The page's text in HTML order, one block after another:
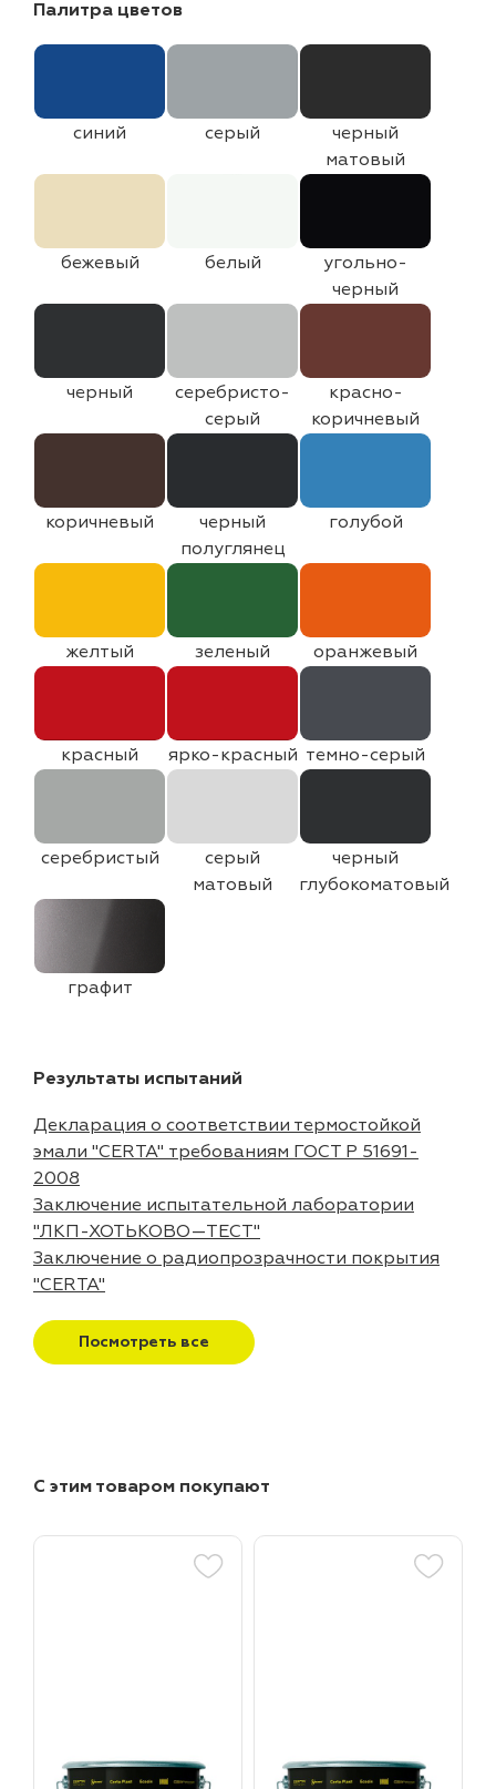
Палитра цветов
синий серый
черный
матовый
бежевый белый
угольно-
черный
черный
серебристо-
серый
красно-
коричневый
коричневый
черный
полуглянец
голубой
желтый зеленый оранжевый
красный ярко-красный темно-серый
серебристый
серый
матовый
черный
глубокоматовый
графит
Результаты испытаний
Декларация о соответствии термостойкой
эмали "CERTA" требованиям ГОСТ Р 51691-
2008
Заключение испытательной лаборатории
"ЛКП-ХОТЬКОВО—ТЕСТ"
Заключение о радиопрозрачности покрытия
"CERTA"
Посмотреть все
С этим товаром покупают